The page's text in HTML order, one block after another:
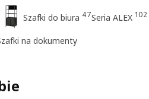
Szafki do biura 47Seria ALEX 102
na dokumenty